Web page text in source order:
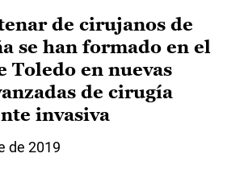
de cirujanos de
se han formado en el
Toledo en nuevas
de cirugía
invasiva
de 2019